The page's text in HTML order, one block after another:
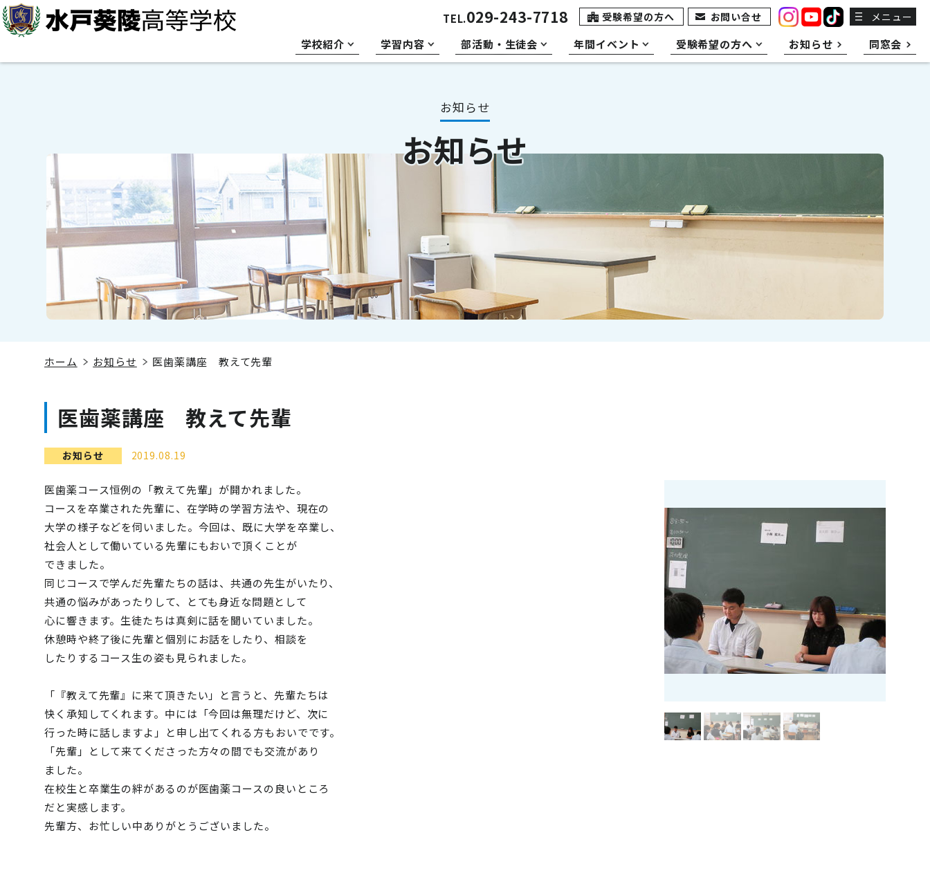
学校紹介 学習内容 部活動・生徒会 年間イベント 受験希望の方へ お知らせ 同窓会
TEL.029-243-7718 受験希望の方へ お問い合せ
お知らせ
お知らせ
ホーム お知らせ 医歯薬講座 教えて先輩
医歯薬講座 教えて先輩
お知らせ 2019.08.19
医歯薬コース恒例の「教えて先輩」が開かれました。
コースを卒業された先輩に、在学時の学習方法や、現在の
大学の様子などを伺いました。今回は、既に大学を卒業し、
社会人として働いている先輩にもおいで頂くことが
できました。
同じコースで学んだ先輩たちの話は、共通の先生がいたり、
共通の悩みがあったりして、とても身近な問題として
心に響きます。生徒たちは真剣に話を聞いていました。
休憩時や終了後に先輩と個別にお話をしたり、相談を
したりするコース生の姿も見られました。
「『教えて先輩』に来て頂きたい」と言うと、先輩たちは
快く承知してくれます。中には「今回は無理だけど、次に
行った時に話しますよ」と申し出てくれる方もおいでです。
「先輩」として来てくださった方々の間でも交流があり
ました。
在校生と卒業生の絆があるのが医歯薬コースの良いところ
だと実感します。
先輩方、お忙しい中ありがとうございました。
メニュー